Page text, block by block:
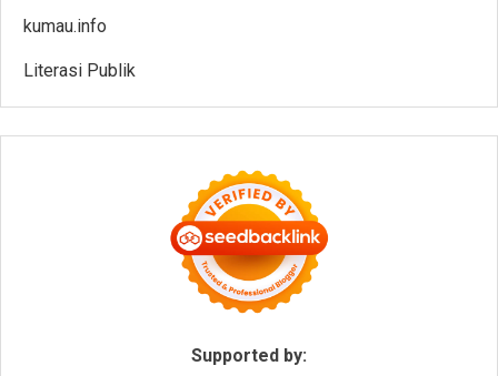
kumau.info
Literasi Publik
Supported by: